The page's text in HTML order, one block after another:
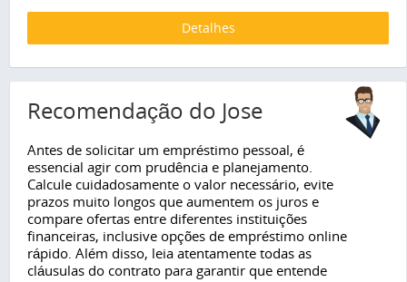
Detalhes
Recomendação do Jose
Antes de solicitar um empréstimo pessoal, é
essencial agir com prudência e planejamento.
Calcule cuidadosamente o valor necessário, evite
prazos muito longos que aumentem os juros e
compare ofertas entre diferentes instituições
financeiras, inclusive opções de empréstimo online
rápido. Além disso, leia atentamente todas as
cláusulas do contrato para garantir que entende